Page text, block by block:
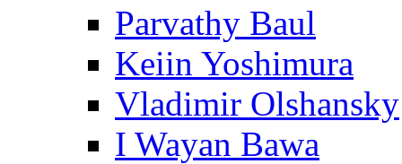
Parvathy Baul
Keiin Yoshimura
Vladimir Olshansky
I Wayan Bawa